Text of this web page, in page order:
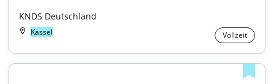
KNDS Deutschland
Kassel Vollzeit